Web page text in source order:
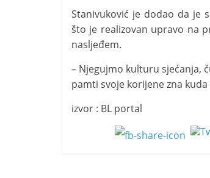
Stanivuković je dodao da je
što je realizovan upravo na
nasljeđem.
– Njegujmo kulturu sjećanja,
pamti svoje korijene zna
izvor : BL portal